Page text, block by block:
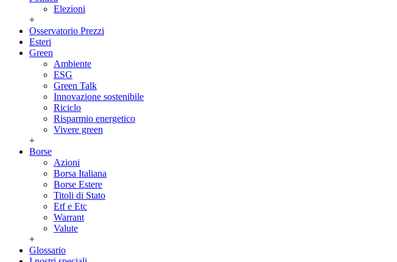
Elezioni
+
Osservatorio Prezzi
Esteri
Green
Ambiente
ESG
Green Talk
Innovazione sostenibile
Riciclo
Risparmio energetico
Vivere green
+
Borse
Azioni
Borsa Italiana
Borse Estere
Titoli di Stato
Etf e Etc
Warrant
Valute
+
Glossario